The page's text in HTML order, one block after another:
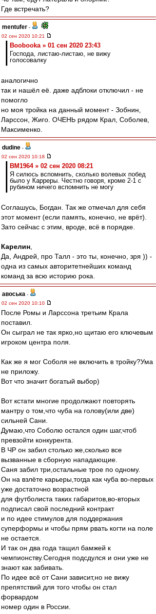
Где встречать?
mentufer -
02 сен 2020 10:21
Boobooka » 01 сен 2020 23:43
Господа, листаю-листаю, не вижу
голосовалку
аналогично
так и нашёл её. даже адблоки отключил - не
помогло
но моя тройка на данный момент - Зобнин,
Ларссон, Жиго. ОЧЕНЬ рядом Крал, Соболев,
Максименко.
dudine -
02 сен 2020 10:18
BM1964 » 02 сен 2020 08:21
Я силюсь вспомнить, сколько волевых побед
было у Карреры. Честно говоря, кроме 2-1 с
рубином ничего вспомнить не могу
Соглашусь, Богдан. Так же отмечал для себя
этот момент (если память, конечно, не врёт).
Зато сейчас с этим, вроде, всё в порядке.
Карелин
Да, Андрей, про Талл - это ты, конечно, зря )) -
одна из самых авторитетнейших команд
команд за всю историю рока.
авоська -
02 сен 2020 10:10
После Ромы и Ларссона третьим Крала
поставил.
Он сыграл не так ярко,но щитаю его ключевым
игроком центра поля.
Как же я мог Соболя не включить в тройку?Ума
не приложу.
Вот что значит богатый выбор)
Вот кстати многие продолжают повторять
мантру о том,что чуба на голову(или две)
сильней Сани.
Думаю,что Соболю остался один шаг,чтоб
превзойти конкурента.
В ЧР он забил столько же,сколько все
вызванные в сборную нападающие.
Саня забил три,остальные трое по одному.
Он на взлёте карьеры,тогда как чуба во-первых
уже достаточно возрастной
для футболиста таких габаритов,во-вторых
подписал свой последний контракт
и по идее стимулов для поддержания
суперформы и чтобы прям рвать когти на поле
не остается.
И так он два года тащил бамжей к
чемпионству.Сегодня подсдулся и они уже не
знают как забивать.
По идее всё от Сани зависит,но не вижу
препятствий для того чтобы он стал
форвардом
номер один в России.